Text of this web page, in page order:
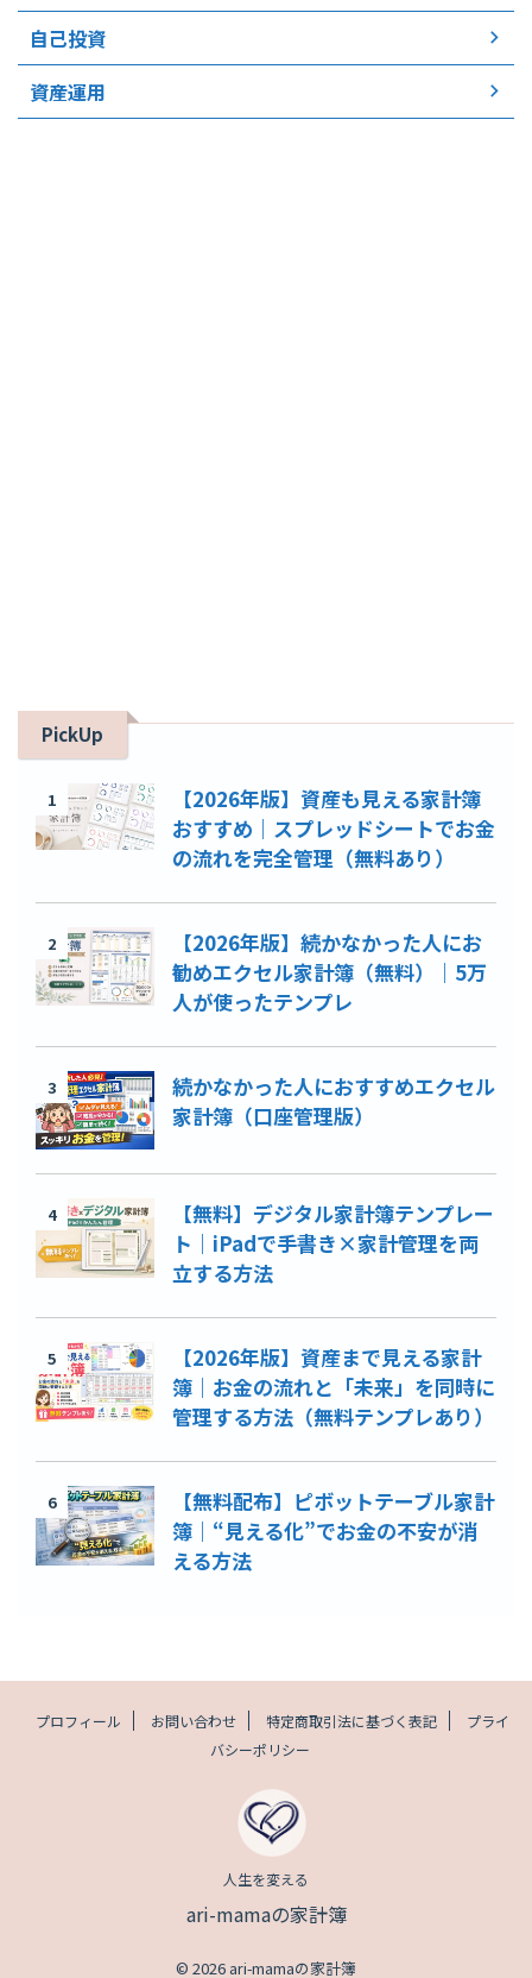
自己投資
資産運用
PickUp
1
【2026年版】資産も見える家計簿
おすすめ｜スプレッドシートでお金
の流れを完全管理（無料あり）
2
【2026年版】続かなかった人にお
勧めエクセル家計簿（無料）｜5万
人が使ったテンプレ
3
続かなかった人におすすめエクセル
家計簿（口座管理版）
4
【無料】デジタル家計簿テンプレー
ト｜iPadで手書き×家計管理を両
立する方法
5
【2026年版】資産まで見える家計
簿｜お金の流れと「未来」を同時に
管理する方法（無料テンプレあり）
6
【無料配布】ピボットテーブル家計
簿｜“見える化”でお金の不安が消
える方法
プロフィール お問い合わせ 特定商取引法に基づく表記
プライ
バシーポリシー
人生を変える
ari-mamaの家計簿
© 2026 ari-mamaの家計簿